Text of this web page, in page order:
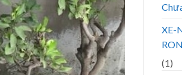
XE-
(1)